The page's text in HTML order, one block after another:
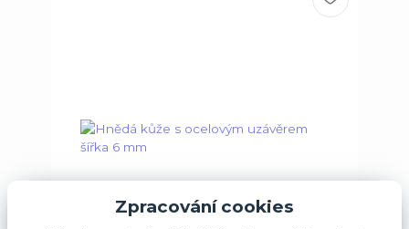
Zpracování cookies